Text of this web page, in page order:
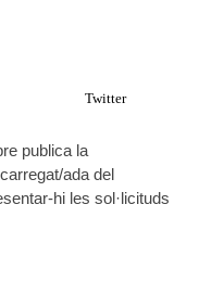
Twitter
publica la
ada del
hi les sol·licituds